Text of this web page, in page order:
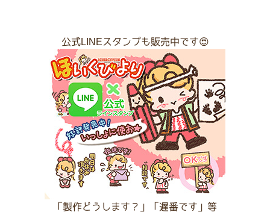
公式LINEスタンプも販売中です😍
「製作どうします？」「遅番です」等